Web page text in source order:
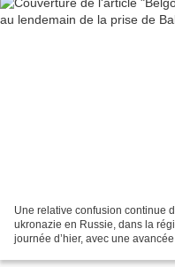
Une relative confusion continue
ukronazie en Russie, dans la
journée d’hier, avec une